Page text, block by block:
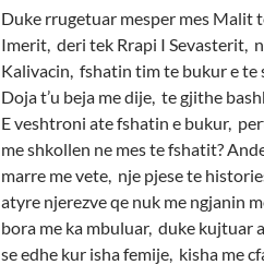
Duke rrugetuar mesper mes Malit
Imerit, deri tek Rrapi I Sevasterit,
Kalivacin, fshatin tim te bukur e te
Doja t’u beja me dije, te gjithe
E veshtroni ate fshatin e bukur,
me shkollen ne mes te fshatit?
marre me vete, nje pjese te
atyre njerezve qe nuk me ngjanin
bora me ka mbuluar, duke kujtuar
se edhe kur isha femije, kisha me